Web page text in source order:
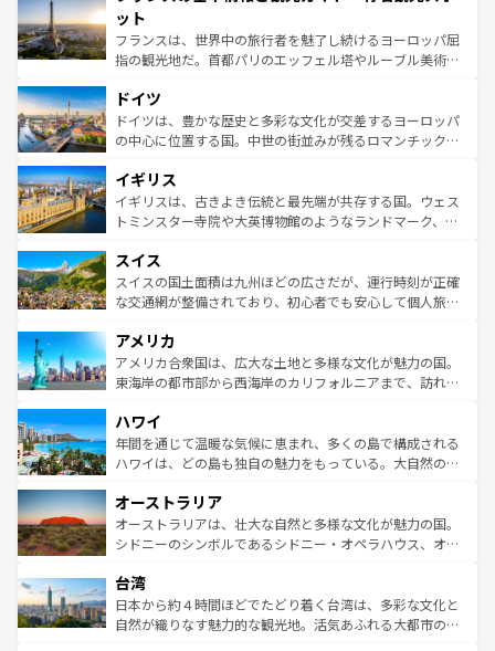
なお、新着のイタリア情報は
しい。
れる闘牛、そして美味しいタパスが生活の一部となってい
る。首都マドリードの洗練された雰囲気や、バルセロナの
アートに溢れた街角から、地方では古代ローマ遺跡や中世
せる。地方によって風土や気候が異なるスペインはその個
性で訪れる人を魅了する。 なお、新着のスペイン情報は コ
ンテンツ一覧を参照してほしい。
ット
フランスは、世界中の旅行者を魅了し続けるヨーロッパ屈
指の観光地だ。首都パリのエッフェル塔やルーブル美術館
で、幅広い魅力が詰まっている。華麗な宮殿、歴史的な大
聖堂、美しいビーチ、そして豊かな自然が、訪れる者を心
から魅了する。また、フランスは美食の国としても知ら
いる。シャンパンの発祥地であるランス、プロヴァンスの
香り高いラベンダー畑など、多彩な楽しみ方が可能だ。さ
らに、パリ以外の地域にも魅力が溢れており、どの街角に
れる地方に足を運ぶとそれぞれで全く異なる文化を体験で
きるだろう。 なお、新着のフランス情報はコンテンツ一覧
を参照してほしい。
ドイツ
ドイツは、豊かな歴史と多彩な文化が交差するヨーロッパ
の中心に位置する国。中世の街並みが残るロマンチック街
顔を持つこの国は、どこを歩いても飽きることがない。ベ
ルリンの文化的活気、バイエルン州のアルプスの絶景、そ
してライン川沿いのワイン畑といった風景は必見。ビール
は、お酒好きな人にはぜひ体験してほしい。 なお、新着の
ドイツ情報はコンテンツ一覧を参照してほしい。
イギリス
イギリスは、古きよき伝統と最先端が共存する国。ウェス
トミンスター寺院や大英博物館のようなランドマーク、歴
リアごとに異なる魅力がある。また、優雅なアフタヌーン
ティー、ビール好きにはたまらない英国パブ、サッカー観
戦など、本場だからこそできる体験も豊富。イギリスを旅
ンツ一覧を参照してほしい。
スイス
スイスの国土面積は九州ほどの広さだが、運行時刻が正確
な交通網が整備されており、初心者でも安心して個人旅行
の建物がそのまま残る町や、スイスならではのユニークな
博物館もあり、アルプス観光だけでなく町歩きも満喫する
ことができる。国民の所得が高いため物価も高いが、旅行
ば市内交通費無料で観光を楽しむこともできる。 なお、新
着のスイス情報はコンテンツ一覧 を参照してほしい。
アメリカ
アメリカ合衆国は、広大な土地と多様な文化が魅力の国。
東海岸の都市部から西海岸のカリフォルニアまで、訪れる
のような巨大都市は、観光、ショッピング、エンターテイ
ンメントが詰まった刺激的なスポットだ。一方、アメリカ
西部には大自然が広がり、グランドキャニオンやイエロー
部のニューオーリンズでは、音楽と美食が融合した独特の
文化が魅力。旅行者はアメリカの各地域で異なる魅力を楽
しみながら、その多様性と豊かな歴史を感じることができ
ならではの贅沢な旅のスタイルだ。 なお、新着のアメリカ
情報はコンテンツ一覧を参照してほしい。
ハワイ
年間を通じて温暖な気候に恵まれ、多くの島で構成される
ハワイは、どの島も独自の魅力をもっている。大自然の神
ワイ島は見逃せない。また、定番の観光地といえばオアフ
島だが、静かな自然を求めるならマウイ島やカウアイ島が
おすすめ。エメラルドグリーンに輝く海をはじめ、豊かな
れるおもてなしの心で訪れる人々を迎えてくれるハワイの
人々、おいしいローカルフードやハワイアンミュージッ
ク、伝統的なフラダンスなど、すべてがハワイの魅力を彩
オーストラリア
オーストラリアは、壮大な自然と多様な文化が魅力の国。
シドニーのシンボルであるシドニー・オペラハウス、オー
リアリーフや大陸中央部にそびえるウルル（エアーズロッ
ク）、タスマニアの美しい原生林やケアンズの熱帯雨林な
ど、見どころがたくさん。また、カフェやワイン、オージ
台湾
日本から約４時間ほどでたどり着く台湾は、多彩な文化と
自然が織りなす魅力的な観光地。活気あふれる大都市の台